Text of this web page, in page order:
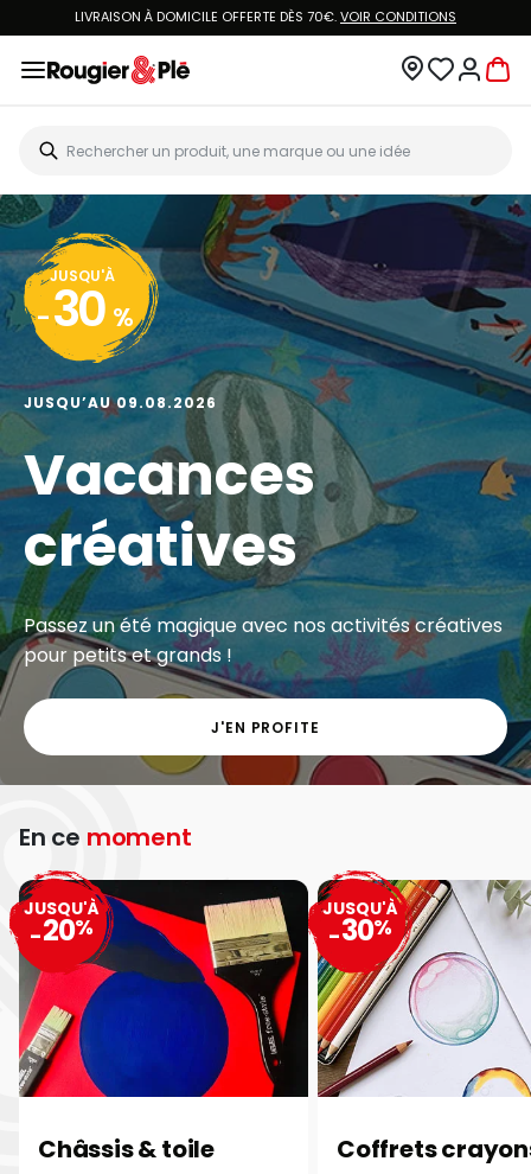
LIVRAISON À DOMICILE OFFERTE DÈS 70€.VOIR CONDITIONS
JUSQU'À
- 30 %
JUSQU’AU 09.08.2026
Vacances
créatives
Passez un été magique avec nos activités créatives
pour petits et grands !
J'EN PROFITE
En ce moment
Châssis & toile
JUSQU'À
-20%
Coffrets
JUSQU'À
-30%